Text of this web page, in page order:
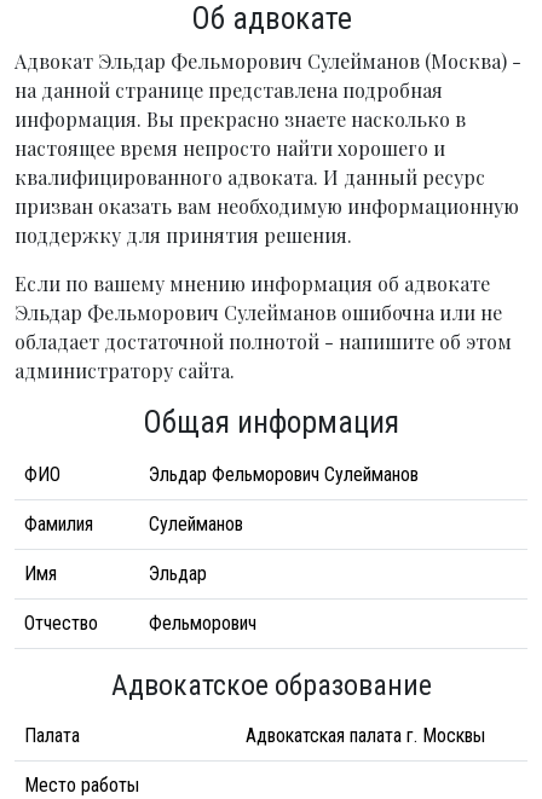
Об адвокате
Адвокат Эльдар Фельморович Сулейманов (Москва) -
на данной странице представлена подробная
информация. Вы прекрасно знаете насколько в
настоящее время непросто найти хорошего и
квалифицированного адвоката. И данный ресурс
призван оказать вам необходимую информационную
поддержку для принятия решения.
Если по вашему мнению информация об адвокате
Эльдар Фельморович Сулейманов ошибочна или не
обладает достаточной полнотой - напишите об этом
администратору сайта.
Общая информация
ФИО Эльдар Фельморович Сулейманов
Фамилия Сулейманов
Имя Эльдар
Отчество Фельморович
Адвокатское образование
Палата Адвокатская палата г. Москвы
Место работы